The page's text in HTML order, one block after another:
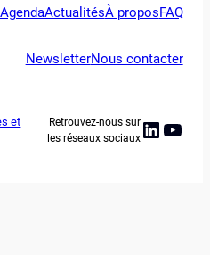
AgendaActualitésÀ proposFAQ
NewsletterNous contacter
et
Retrouvez-nous sur
les réseaux sociaux